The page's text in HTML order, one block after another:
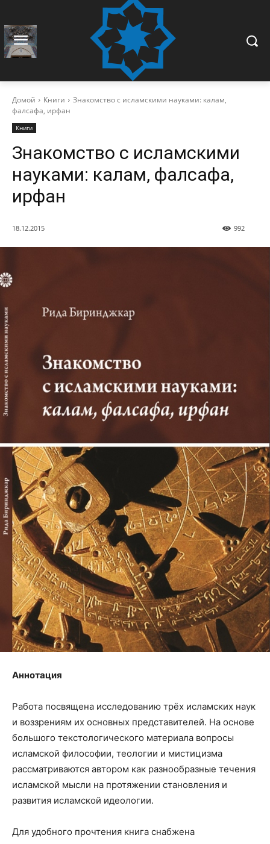
Домой Книги
Знакомство с исламскими науками: калам,
фалсафа, ирфан
Книги
Знакомство с исламскими
науками: калам, фалсафа,
ирфан
18.12.2015 992
Аннотация
Работа посвящена исследованию трёх исламских наук
и воззрениям их основных представителей. На основе
большого текстологического материала вопросы
исламской философии, теологии и мистицизма
рассматриваются автором как разнообразные течения
исламской мысли на протяжении становления и
развития исламской идеологии.
Для удобного прочтения книга снабжена